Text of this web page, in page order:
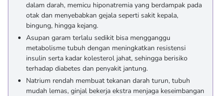
dalam darah, memicu hiponatremia yang berdampak pada
otak dan menyebabkan gejala seperti sakit kepala,
bingung, hingga kejang.
Asupan garam terlalu sedikit bisa mengganggu
metabolisme tubuh dengan meningkatkan resistensi
insulin serta kadar kolesterol jahat, sehingga berisiko
terhadap diabetes dan penyakit jantung.
Natrium rendah membuat tekanan darah turun, tubuh
mudah lemas, ginjal bekerja ekstra menjaga keseimbangan